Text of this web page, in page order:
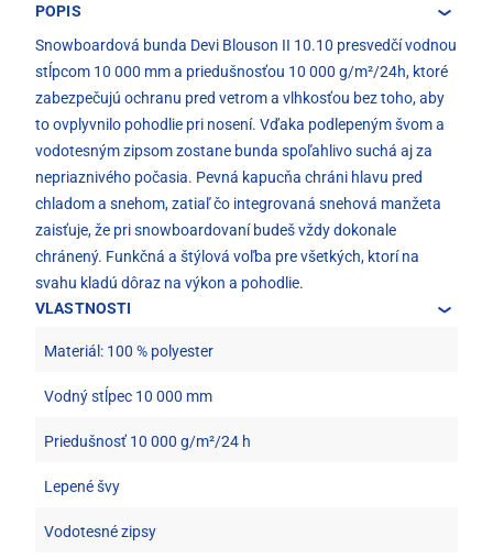
POPIS
Snowboardová bunda Devi Blouson II 10.10 presvedčí vodnou
stĺpcom 10 000 mm a priedušnosťou 10 000 g/m²/24h, ktoré
zabezpečujú ochranu pred vetrom a vlhkosťou bez toho, aby
to ovplyvnilo pohodlie pri nosení. Vďaka podlepeným švom a
vodotesným zipsom zostane bunda spoľahlivo suchá aj za
nepriaznivého počasia. Pevná kapucňa chráni hlavu pred
chladom a snehom, zatiaľ čo integrovaná snehová manžeta
zaisťuje, že pri snowboardovaní budeš vždy dokonale
chránený. Funkčná a štýlová voľba pre všetkých, ktorí na
svahu kladú dôraz na výkon a pohodlie.
VLASTNOSTI
Materiál: 100 % polyester
Vodný stĺpec 10 000 mm
Priedušnosť 10 000 g/m²/24 h
Lepené švy
Vodotesné zipsy